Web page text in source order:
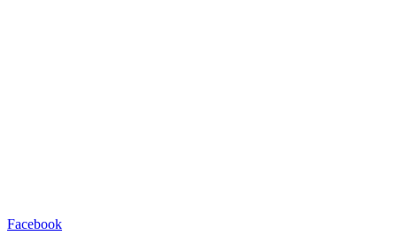
Facebook